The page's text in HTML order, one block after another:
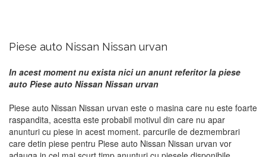
Piese auto Nissan Nissan urvan
In acest moment nu exista nici un anunt referitor la piese
auto Piese auto Nissan Nissan urvan
Piese auto Nissan Nissan urvan este o masina care nu este foarte
raspandita, acestta este probabil motivul din care nu apar
anunturi cu piese in acest moment. parcurile de dezmembrari
care detin piese pentru Piese auto Nissan Nissan urvan vor